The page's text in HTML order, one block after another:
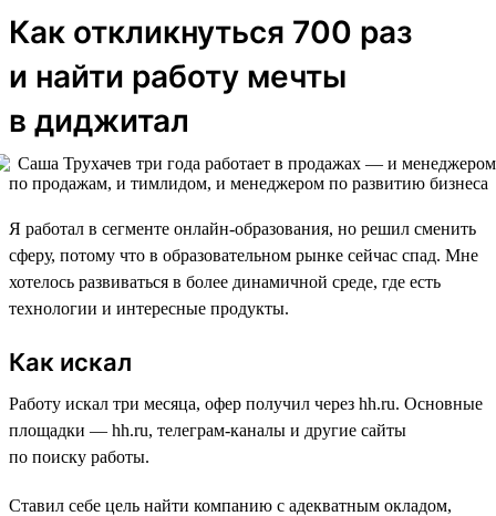
Как откликнуться 700 раз
и найти работу мечты
в диджитал
Я работал в сегменте онлайн-образования, но решил сменить
сферу, потому что в образовательном рынке сейчас спад. Мне
хотелось развиваться в более динамичной среде, где есть
технологии и интересные продукты.
Как искал
Работу искал три месяца, офер получил через hh.ru. Основные
площадки — hh.ru, телеграм-каналы и другие сайты
по поиску работы.
Ставил себе цель найти компанию с адекватным окладом,